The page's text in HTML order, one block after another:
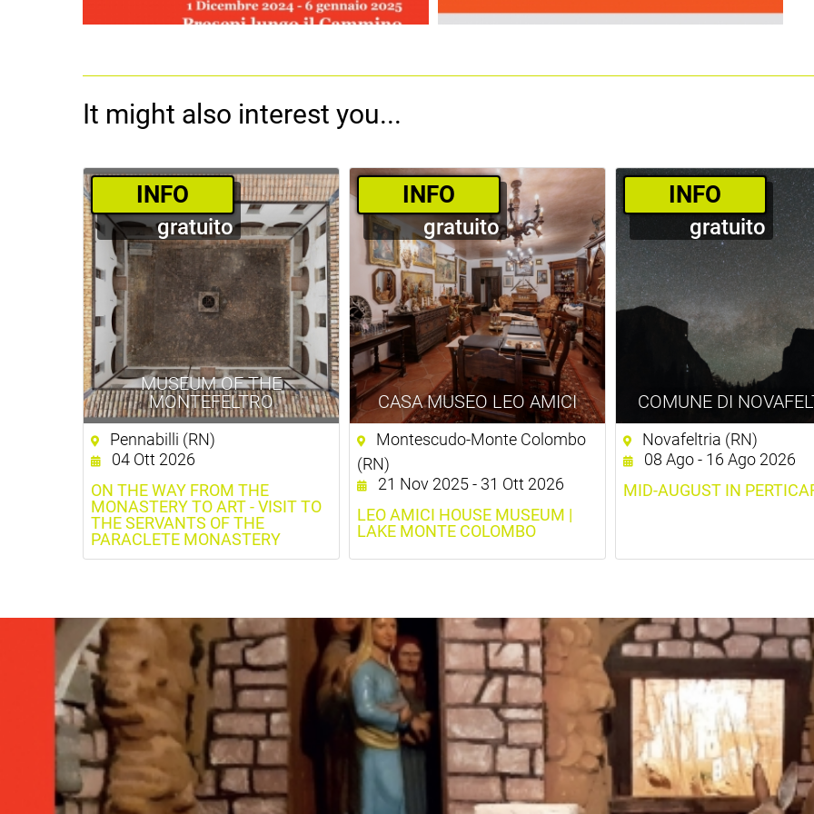
It might also interest you...
MUSEUM OF THE
MONTEFELTRO
­INFO
gratuito
Pennabilli (RN)
04 Ott 2026
ON THE WAY FROM THE
MONASTERY TO ART - VISIT TO
THE SERVANTS OF THE
PARACLETE MONASTERY
CASA MUSEO LEO AMICI
­INFO
gratuito
Montescudo-Monte Colombo
(RN)
21 Nov 2025 - 31 Ott 2026
LEO AMICI HOUSE MUSEUM |
LAKE MONTE COLOMBO
COMUNE DI
­INFO
gratuito
Novafeltria (RN)
08 Ago - 16 Ago 2026
MID-AUGUST IN